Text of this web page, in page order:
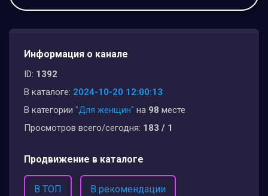
Информация о канале
ID: 1392
В каталоге: 2024-10-20 12:00:13
В категории "Для женщин" на 98 месте
Просмотров всего/сегодня: 183 / 1
Продвижение в каталоге
В ТОП В рекомендации